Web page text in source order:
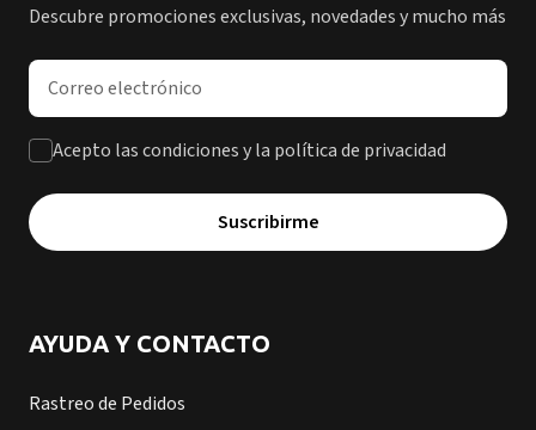
Descubre promociones exclusivas, novedades y mucho más
Dirección de correo electrónico
Acepto las condiciones y la política de privacidad
Suscribirme
AYUDA Y CONTACTO
Rastreo de Pedidos